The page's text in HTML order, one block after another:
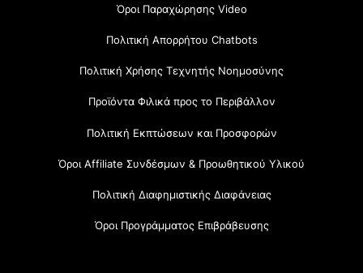
Όροι Παραχώρησης Video
Πολιτική Απορρήτου Chatbots
Πολιτική Χρήσης Τεχνητής Νοημοσύνης
Προϊόντα Φιλικά προς το Περιβάλλον
Πολιτική Εκπτώσεων και Προσφορών
Όροι Affiliate Συνδέσμων & Προωθητικού Υλικού
Πολιτική Διαφημιστικής Διαφάνειας
Όροι Προγράμματος Επιβράβευσης